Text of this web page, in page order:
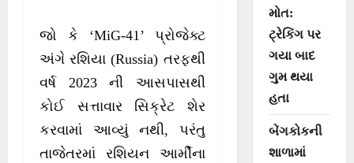
જો કે ‘MiG-41’ પ્રોજેક્ટ
અંગે રશિયા (Russia) તરફથી
વર્ષ 2023 ની આસપાસથી
કોઈ સત્તાવાર સિક્રેટ શેર
કરવામાં આવ્યું નથી, પરંતુ
તાજેતરમાં રશિયન આર્મીના
મોત:
ટ્રેકિંગ પર
ગયા બાદ
ગુમ થયા
હતા
બેંગકોકની
શાળામાં